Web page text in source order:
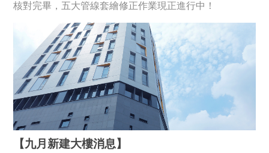
核對完畢，五大管線套繪修正作業現正進行中！
【九月新建大樓消息】